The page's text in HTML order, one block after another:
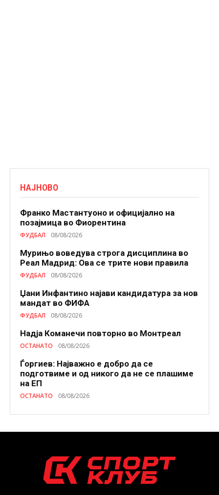
НАЈНОВО
Франко Мастантуоно и официјално на
позајмица во Фиорентина
ФУДБАЛ 08/08/2026
Мурињо воведува строга дисциплина во
Реал Мадрид: Ова се трите нови правила
ФУДБАЛ 08/08/2026
Џани Инфантино најави кандидатура за нов
мандат во ФИФА
ФУДБАЛ 08/08/2026
Надја Команечи повторно во Монтреал
ОСТАНАТО 08/08/2026
Ѓоргиев: Најважно е добро да се
подготвиме и од никого да не се плашиме
на ЕП
ОСТАНАТО 08/08/2026